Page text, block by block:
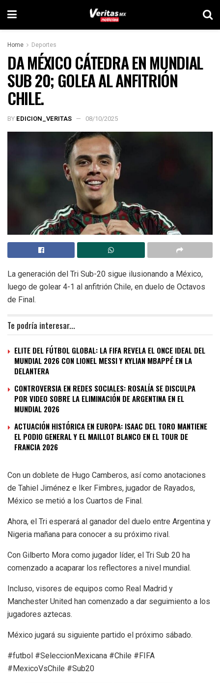
Home Deportes
DA MÉXICO CÁTEDRA EN MUNDIAL
SUB 20; GOLEA AL ANFITRIÓN
CHILE.
BY EDICION_VERITAS 08/10/2025
La generación del Tri Sub-20 sigue ilusionando a México,
luego de golear 4-1 al anfitrión Chile, en duelo de Octavos
de Final.
Te podría interesar...
ELITE DEL FÚTBOL GLOBAL: LA FIFA REVELA EL ONCE IDEAL DEL
MUNDIAL 2026 CON LIONEL MESSI Y KYLIAN MBAPPÉ EN LA
DELANTERA
CONTROVERSIA EN REDES SOCIALES: ROSALÍA SE DISCULPA
POR VIDEO SOBRE LA ELIMINACIÓN DE ARGENTINA EN EL
MUNDIAL 2026
ACTUACIÓN HISTÓRICA EN EUROPA: ISAAC DEL TORO MANTIENE
EL PODIO GENERAL Y EL MAILLOT BLANCO EN EL TOUR DE
FRANCIA 2026
Con un doblete de Hugo Camberos, así como anotaciones
de Tahiel Jiménez e Iker Fimbres, jugador de Rayados,
México se metió a los Cuartos de Final.
Ahora, el Tri esperará al ganador del duelo entre Argentina y
Nigeria mañana para conocer a su próximo rival.
Con Gilberto Mora como jugador líder, el Tri Sub 20 ha
comenzado a acaparar los reflectores a nivel mundial.
Incluso, visores de equipos como Real Madrid y
Manchester United han comenzado a dar seguimiento a los
jugadores aztecas.
México jugará su siguiente partido el próximo sábado.
#futbol #SeleccionMexicana #Chile #FIFA
#MexicoVsChile #Sub20